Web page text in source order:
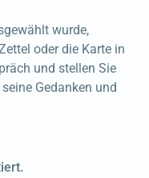
wurde,
oder die Karte in
und stellen Sie
Gedanken und